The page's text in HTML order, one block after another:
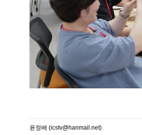
윤정배 (icstv@hanmail.net)